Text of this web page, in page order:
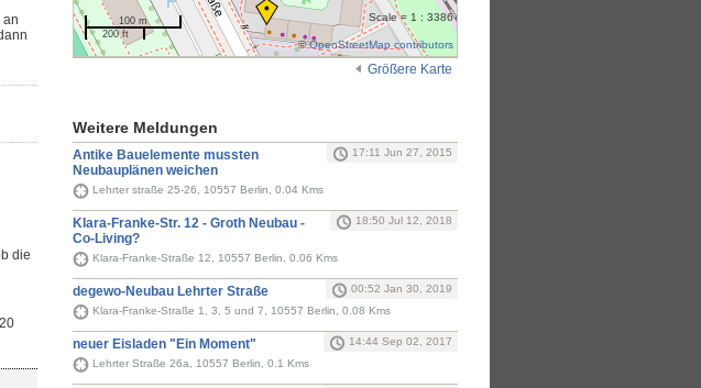
an
die
100 m
200 ft
Scale = 1 : 3386
©OpenStreetMap contributors
Größere Karte
Weitere Meldungen
Antike Bauelemente mussten
Neubauplänen weichen
17:11 Jun 27, 2015
Lehrter straße 25-26, 10557 Berlin, 0.04 Kms
Klara-Franke-Str. 12 - Groth Neubau -
Co-Living?
18:50 Jul 12, 2018
Klara-Franke-Straße 12, 10557 Berlin, 0.06 Kms
degewo-Neubau Lehrter Straße
00:52 Jan 30, 2019
Klara-Franke-Straße 1, 3, 5 und 7, 10557 Berlin, 0.08 Kms
neuer Eisladen "Ein Moment"
14:44 Sep 02, 2017
Lehrter Straße 26a, 10557 Berlin, 0.1 Kms